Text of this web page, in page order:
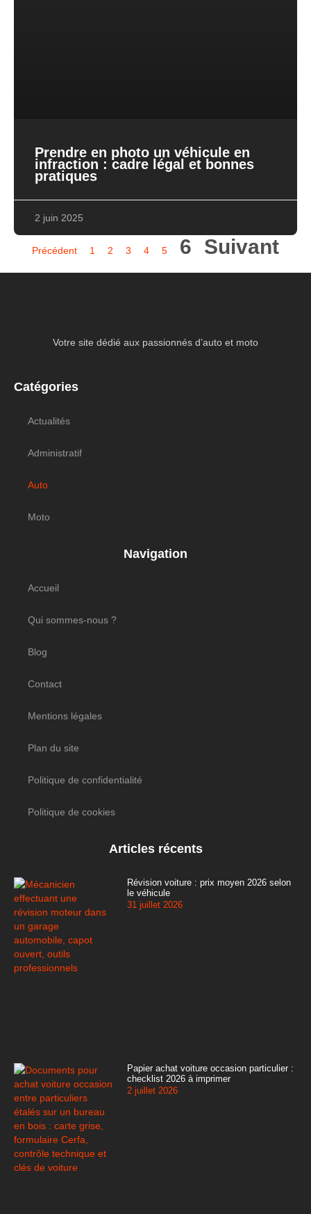
Prendre en photo un véhicule en
infraction : cadre légal et bonnes
pratiques
2 juin 2025
Précédent 1 2 3 4 5 6 Suivant
Votre site dédié aux passionnés d’auto et moto
Catégories
Actualités
Administratif
Auto
Moto
Navigation
Accueil
Qui sommes-nous ?
Blog
Contact
Mentions légales
Plan du site
Politique de confidentialité
Politique de cookies
Articles récents
Révision voiture : prix moyen 2026 selon
le véhicule
31 juillet 2026
Papier achat voiture occasion particulier :
checklist 2026 à imprimer
2 juillet 2026